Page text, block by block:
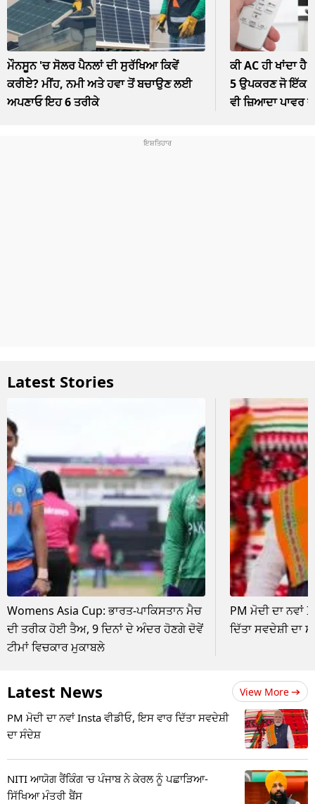
ਮੌਨਸੂਨ 'ਚ ਸੋਲਰ ਪੈਨਲਾਂ ਦੀ ਸੁਰੱਖਿਆ ਕਿਵੇਂ
ਕਰੀਏ? ਮੀਂਹ, ਨਮੀ ਅਤੇ ਹਵਾ ਤੋਂ ਬਚਾਉਣ ਲਈ
ਅਪਣਾਓ ਇਹ 6 ਤਰੀਕੇ
ਕੀ AC ਹੀ ਖਾਂਦਾ
5 ਉਪਕਰਣ ਜੋ ਇੱਕ
ਵੀ ਜ਼ਿਆਦਾ ਪਾਵਰ
Latest Stories
Womens Asia Cup: ਭਾਰਤ-ਪਾਕਿਸਤਾਨ ਮੈਚ
ਦੀ ਤਰੀਕ ਹੋਈ ਤੈਅ, 9 ਦਿਨਾਂ ਦੇ ਅੰਦਰ ਹੋਣਗੇ ਦੋਵੇਂ
ਟੀਮਾਂ ਵਿਚਕਾਰ ਮੁਕਾਬਲੇ
PM ਮੋਦੀ ਦਾ ਨਵਾਂ
ਦਿੱਤਾ ਸਵਦੇਸ਼ੀ ਦਾ
Latest News View More
PM ਮੋਦੀ ਦਾ ਨਵਾਂ Insta ਵੀਡੀਓ, ਇਸ ਵਾਰ ਦਿੱਤਾ ਸਵਦੇਸ਼ੀ
ਦਾ ਸੰਦੇਸ਼
NITI ਆਯੋਗ ਰੈਂਕਿੰਗ 'ਚ ਪੰਜਾਬ ਨੇ ਕੇਰਲ ਨੂੰ ਪਛਾੜਿਆ-
ਸਿੱਖਿਆ ਮੰਤਰੀ ਬੈਂਸ